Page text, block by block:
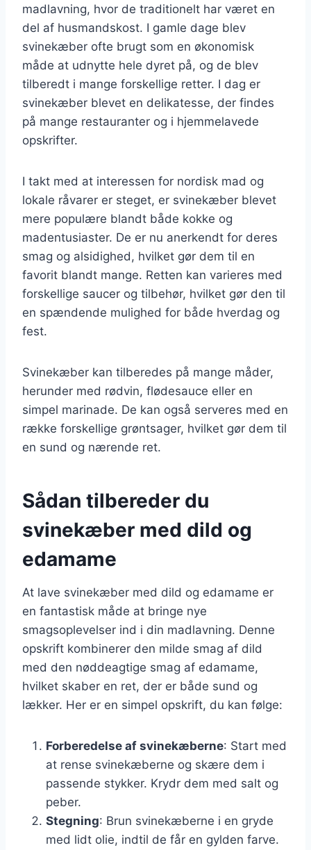
madlavning, hvor de traditionelt har været en
del af husmandskost. I gamle dage blev
svinekæber ofte brugt som en økonomisk
måde at udnytte hele dyret på, og de blev
tilberedt i mange forskellige retter. I dag er
svinekæber blevet en delikatesse, der findes
på mange restauranter og i hjemmelavede
opskrifter.
I takt med at interessen for nordisk mad og
lokale råvarer er steget, er svinekæber blevet
mere populære blandt både kokke og
madentusiaster. De er nu anerkendt for deres
smag og alsidighed, hvilket gør dem til en
favorit blandt mange. Retten kan varieres med
forskellige saucer og tilbehør, hvilket gør den til
en spændende mulighed for både hverdag og
fest.
Svinekæber kan tilberedes på mange måder,
herunder med rødvin, flødesauce eller en
simpel marinade. De kan også serveres med en
række forskellige grøntsager, hvilket gør dem til
en sund og nærende ret.
Sådan tilbereder du
svinekæber med dild og
edamame
At lave svinekæber med dild og edamame er
en fantastisk måde at bringe nye
smagsoplevelser ind i din madlavning. Denne
opskrift kombinerer den milde smag af dild
med den nøddeagtige smag af edamame,
hvilket skaber en ret, der er både sund og
lækker. Her er en simpel opskrift, du kan følge:
Forberedelse af svinekæberne: Start med
at rense svinekæberne og skære dem i
passende stykker. Krydr dem med salt og
peber.
Stegning: Brun svinekæberne i en gryde
med lidt olie, indtil de får en gylden farve.